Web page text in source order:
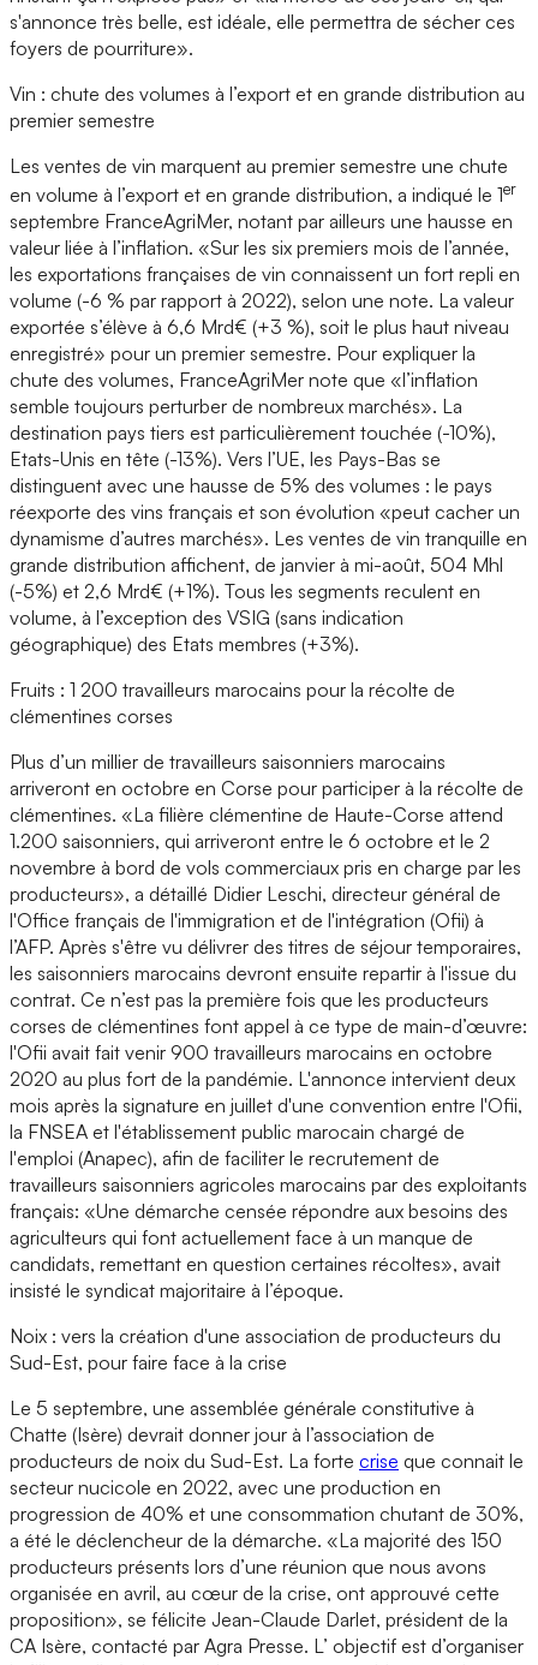
s'annonce très belle, est idéale, elle permettra de sécher ces
foyers de pourriture».
Vin : chute des volumes à l’export et en grande distribution au
premier semestre
Les ventes de vin marquent au premier semestre une chute
en volume à l’export et en grande distribution, a indiqué le 1er
septembre FranceAgriMer, notant par ailleurs une hausse en
valeur liée à l’inflation. «Sur les six premiers mois de l’année,
les exportations françaises de vin connaissent un fort repli en
volume (-6 % par rapport à 2022), selon une note. La valeur
exportée s’élève à 6,6 Mrd€ (+3 %), soit le plus haut niveau
enregistré» pour un premier semestre. Pour expliquer la
chute des volumes, FranceAgriMer note que «l’inflation
semble toujours perturber de nombreux marchés». La
destination pays tiers est particulièrement touchée (-10%),
Etats-Unis en tête (-13%). Vers l’UE, les Pays-Bas se
distinguent avec une hausse de 5% des volumes : le pays
réexporte des vins français et son évolution «peut cacher un
dynamisme d’autres marchés». Les ventes de vin tranquille en
grande distribution affichent, de janvier à mi-août, 504 Mhl
(-5%) et 2,6 Mrd€ (+1%). Tous les segments reculent en
volume, à l’exception des VSIG (sans indication
géographique) des Etats membres (+3%).
Fruits : 1 200 travailleurs marocains pour la récolte de
clémentines corses
Plus d’un millier de travailleurs saisonniers marocains
arriveront en octobre en Corse pour participer à la récolte de
clémentines. «La filière clémentine de Haute-Corse attend
1.200 saisonniers, qui arriveront entre le 6 octobre et le 2
novembre à bord de vols commerciaux pris en charge par les
producteurs», a détaillé Didier Leschi, directeur général de
l'Office français de l'immigration et de l'intégration (Ofii) à
l’AFP. Après s'être vu délivrer des titres de séjour temporaires,
les saisonniers marocains devront ensuite repartir à l'issue du
contrat. Ce n’est pas la première fois que les producteurs
corses de clémentines font appel à ce type de main-d’œuvre:
l'Ofii avait fait venir 900 travailleurs marocains en octobre
2020 au plus fort de la pandémie. L'annonce intervient deux
mois après la signature en juillet d'une convention entre l'Ofii,
la FNSEA et l'établissement public marocain chargé de
l'emploi (Anapec), afin de faciliter le recrutement de
travailleurs saisonniers agricoles marocains par des exploitants
français: «Une démarche censée répondre aux besoins des
agriculteurs qui font actuellement face à un manque de
candidats, remettant en question certaines récoltes», avait
insisté le syndicat majoritaire à l’époque.
Noix : vers la création d'une association de producteurs du
Sud-Est, pour faire face à la crise
Le 5 septembre, une assemblée générale constitutive à
Chatte (Isère) devrait donner jour à l’association de
producteurs de noix du Sud-Est. La forte crise que connait le
secteur nucicole en 2022, avec une production en
progression de 40% et une consommation chutant de 30%,
a été le déclencheur de la démarche. «La majorité des 150
producteurs présents lors d’une réunion que nous avons
organisée en avril, au cœur de la crise, ont approuvé cette
proposition», se félicite Jean-Claude Darlet, président de la
CA Isère, contacté par Agra Presse. L’ objectif est d’organiser